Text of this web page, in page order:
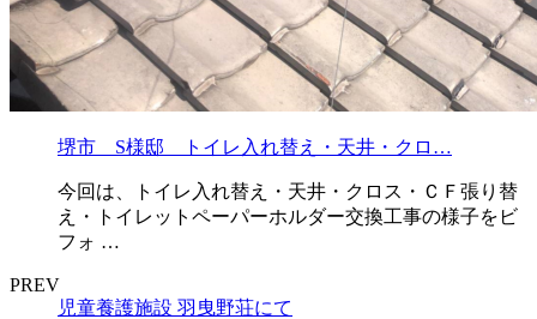
堺市 S様邸 トイレ入れ替え・天井・クロ…
今回は、トイレ入れ替え・天井・クロス・ＣＦ張り替
え・トイレットペーパーホルダー交換工事の様子をビ
フォ …
PREV
児童養護施設 羽曳野荘にて